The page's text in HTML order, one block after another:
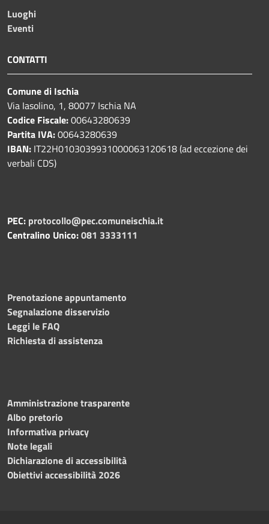
Luoghi
Eventi
CONTATTI
Comune di Ischia
Via Iasolino, 1, 80077 Ischia NA
Codice Fiscale:00643280639
Partita IVA:00643280639
IBAN: IT22H0103039931000063120618 (ad eccezione dei
verbali CDS)
PEC: protocollo@pec.comuneischia.it
Centralino Unico:081 3333111
Prenotazione appuntamento
Segnalazione disservizio
Leggi le FAQ
Richiesta di assistenza
Amministrazione trasparente
Albo pretorio
Informativa privacy
Note legali
Dichiarazione di accessibilità
Obiettivi accessibilità 2026